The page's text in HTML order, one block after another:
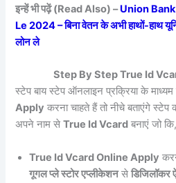
इन्हें भी पढ़ें (Read Also) –Union
Le 2024 – बिना वेतन के अभी हाथों-हाथ
लोन ले
Step By Step True Id
स्टेप बाय स्टेप ऑनलाइन प्रक्रिया के
Apply करना चाहते हैं तो नीचे बताएंगे
अपने नाम सेTrue Id Vcard बनाएं जो
True Id Vcard Online Apply
गूगल प्ले स्टोर एप्लीकेशनसेडिजिलॉकर